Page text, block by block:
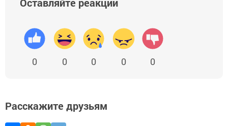
Оставляйте реакции
0 0 0 0 0
Расскажите друзьям